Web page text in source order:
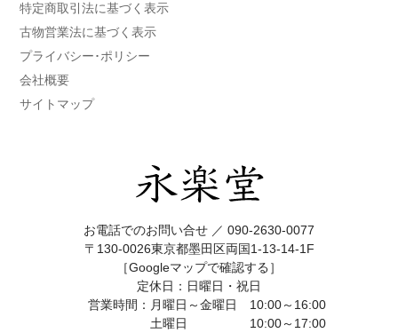
特定商取引法に基づく表示
古物営業法に基づく表示
プライバシー･ポリシー
会社概要
サイトマップ
お電話でのお問い合せ ／ 090-2630-0077
〒130-0026東京都墨田区両国1-13-14-1F
［Googleマップで確認する］
定休日：日曜日・祝日
営業時間：月曜日～金曜日 10:00～16:00
土曜日 10:00～17:00